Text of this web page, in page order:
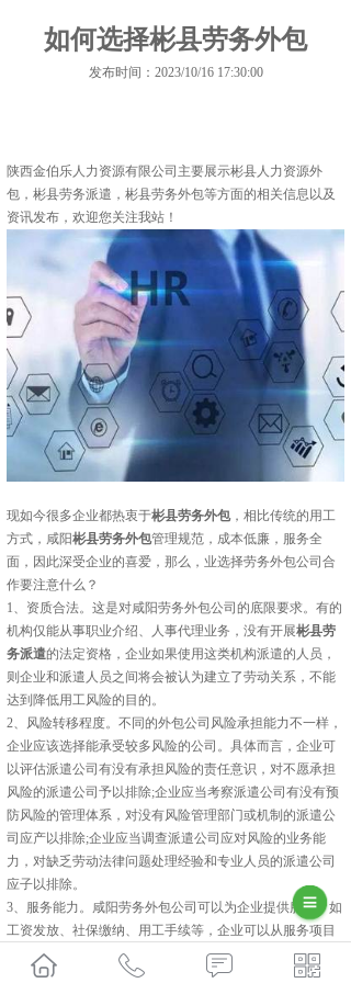
如何选择彬县劳务外包
发布时间：2023/10/16 17:30:00
陕西金伯乐人力资源有限公司主要展示彬县人力资源外
包 ，彬县劳务派遣，彬县劳务外包等方面的相关信息以及
资讯发布，欢迎您关注我站！
现如今很多企业都热衷于彬县劳务外包，相比传统的用工
方式，咸阳彬县劳务外包管理规范，成本低廉，服务全
面，因此深受企业的喜爱，那么，业选择劳务外包公司合
作要注意什么？
1、资质合法。这是对咸阳劳务外包公司的底限要求。有的
机构仅能从事职业介绍、人事代理业务，没有开展彬县劳
务派遣的法定资格，企业如果使用这类机构派遣的人员，
则企业和派遣人员之间将会被认为建立了劳动关系，不能
达到降低用工风险的目的。
2、风险转移程度。不同的外包公司风险承担能力不一样，
企业应该选择能承受较多风险的公司。具体而言，企业可
以评估派遣公司有没有承担风险的责任意识，对不愿承担
风险的派遣公司予以排除;企业应当考察派遣公司有没有预
防风险的管理体系，对没有风险管理部门或机制的派遣公
司应产以排除;企业应当调查派遣公司应对风险的业务能
力，对缺乏劳动法律问题处理经验和专业人员的派遣公司
应子以排除。
3、服务能力。咸阳劳务外包公司可以为企业提供服务，如
工资发放、社保缴纳、用工手续等，企业可以从服务项目
种类、服务网络分布、服务规模人小、服务水平高低、服
务品牌知名程度等方面进行评估：企业在使用劳务外包时